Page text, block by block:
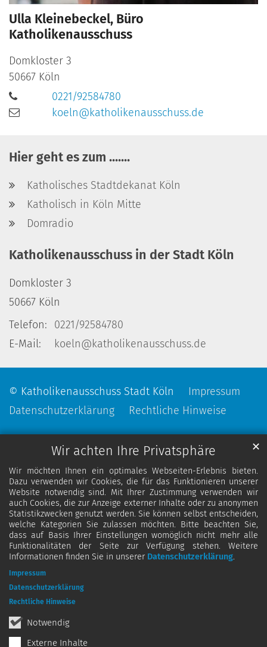
Wir achten Ihre Privatsphäre
Wir möchten Ihnen ein optimales Webseiten-Erlebnis bieten.
Dazu verwenden wir Cookies, die für das Funktionieren unserer
Website notwendig sind. Mit Ihrer Zustimmung verwenden wir
auch Cookies, die zur Anzeige externer Inhalte oder zu anonymen
Statistikzwecken genutzt werden. Sie können selbst entscheiden,
welche Kategorien Sie zulassen möchten. Bitte beachten Sie,
dass auf Basis Ihrer Einstellungen womöglich nicht mehr alle
Funktionalitäten der Seite zur Verfügung stehen. Weitere
Informationen finden Sie in unserer Datenschutzerklärung.
Notwendig
Externe Inhalte
✕
Impressum
Datenschutzerklärung
Rechtliche Hinweise
Ulla Kleinebeckel, Büro
Katholikenausschuss
Domkloster 3
50667 Köln
0221/92584780
koeln@katholikenausschuss.de
Hier geht es zum .......
Katholisches Stadtdekanat Köln
Katholisch in Köln Mitte
Domradio
Katholikenausschuss in der Stadt Köln
Domkloster 3
50667 Köln
Telefon:
0221/92584780
E-Mail:
koeln@katholikenausschuss.de
© Katholikenausschuss Stadt Köln
Impressum
Datenschutzerklärung
Rechtliche Hinweise